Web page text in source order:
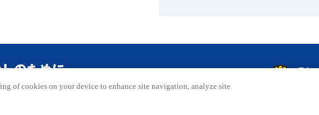
of cookies on your device to enhance site navigation, analyze site